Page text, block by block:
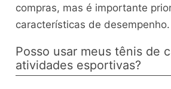
compras, mas é importante
características de desempenho.
Posso usar meus tênis de
atividades esportivas?